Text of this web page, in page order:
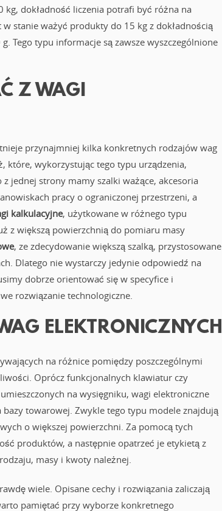
kg, dokładność liczenia potrafi być różna na
stanie ważyć produkty do 15 kg z dokładnością
Tego typu informacje są zawsze wyszczególnione
Z WAGI
przynajmniej kilka konkretnych rodzajów wag
które, wykorzystując tego typu urządzenia,
jednej strony mamy szalki ważące, akcesoria
pracy o ograniczonej przestrzeni, a
kalkulacyjne, użytkowane w różnego typu
z większą powierzchnią do pomiaru masy
, ze zdecydowanie większą szalką, przystosowane
Dlatego nie wystarczy jedynie odpowiedź na
dobrze orientować się w specyfice i
rozwiązanie technologiczne.
ELEKTRONICZNYCH
na różnice pomiędzy poszczególnymi
Oprócz funkcjonalnych klawiatur czy
na wysięgniku, wagi elektroniczne
towarowej. Zwykle tego typu modele znajdują
o większej powierzchni. Za pomocą tych
produktów, a następnie opatrzeć je etykietą z
masy i kwoty należnej.
wiele. Opisane cechy i rozwiązania zaliczają
pamiętać przy wyborze konkretnego